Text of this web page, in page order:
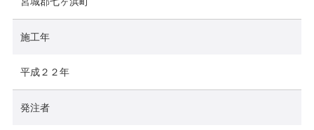
施工年
平成２２年
発注者